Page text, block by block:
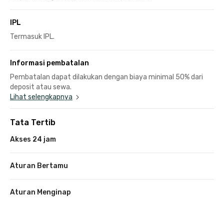
IPL
Termasuk IPL.
Informasi pembatalan
Pembatalan dapat dilakukan dengan biaya minimal 50% dari
deposit atau sewa.
Lihat selengkapnya
Tata Tertib
Akses 24 jam
Aturan Bertamu
Aturan Menginap